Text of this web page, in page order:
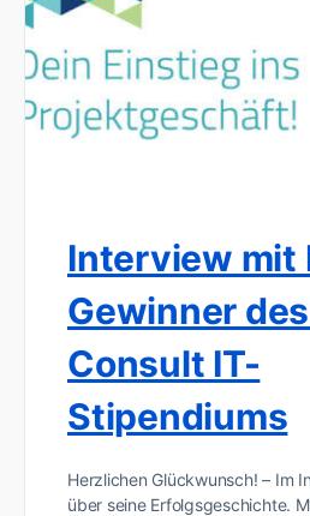
Interview mit
Gewinner
Consult IT-
Stipendiums
Herzlichen Glückwunsch! – Im
über seine Erfolgsgeschichte.